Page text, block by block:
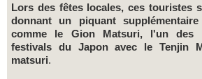
Lors des fêtes locales, ces touristes se mêlent aux locaux
donnant un piquant
comme le Gion Matsuri, l'un des
festivals du Japon avec le Tenjin
matsuri.